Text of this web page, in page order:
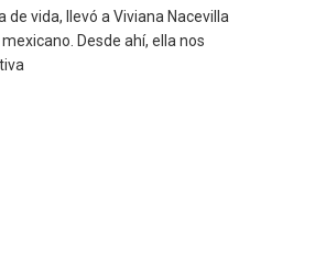
vida, llevó a Viviana Nacevilla
Desde ahí, ella nos